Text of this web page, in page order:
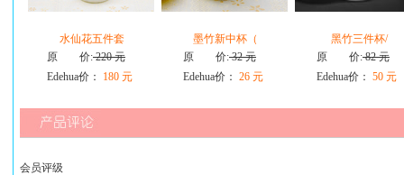
水仙花五件套
原 价:220 元
Edehua价：
180 元
墨竹新中杯（
原 价:32 元
Edehua价： 26 元
黑竹三件杯/
原 价:82 元
Edehua价： 50 元
会员评级